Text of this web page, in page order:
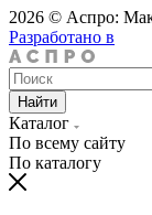
2026 © Аспро:
Разработано в
Найти
Каталог
По всему сайту
По каталогу